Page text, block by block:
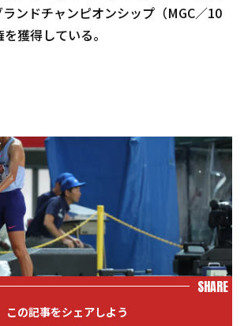
ンドチャンピオンシップ（MGC／10
獲得している。
SHARE
この記事をシェアしよう